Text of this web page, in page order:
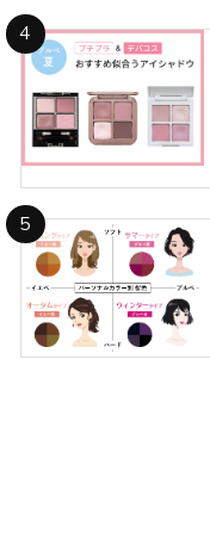
4
5